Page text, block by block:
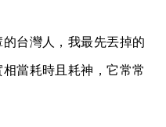
台灣人，我最先丟掉的
當耗時且耗神，它常常